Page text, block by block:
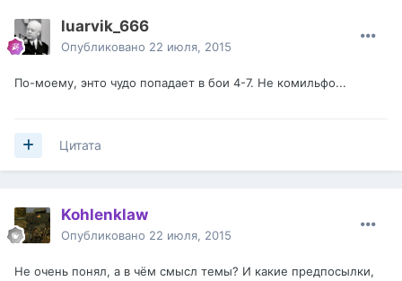
luarvik_666
Опубликовано 22 июля, 2015
По-моему, энто чудо попадает в бои 4-7. Не комильфо...
Цитата
Kohlenklaw
Опубликовано 22 июля, 2015
Не очень понял, а в чём смысл темы? И какие предпосылки,